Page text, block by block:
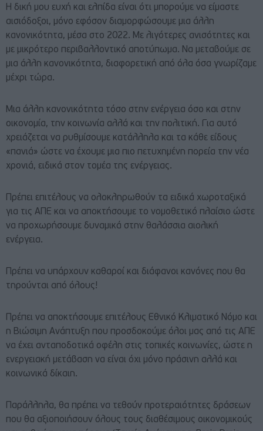
Η δική μου ευχή και ελπίδα είναι ότι μπορούμε να είμαστε
αισιόδοξοι, μόνο εφόσον διαμορφώσουμε μια άλλη
κανονικότητα, μέσα στο 2022. Με λιγότερες ανισότητες και
με μικρότερο περιβαλλοντικό αποτύπωμα. Να μεταβούμε σε
μια άλλη κανονικότητα, διαφορετική από όλα όσα γνωρίζαμε
μέχρι τώρα.
Μια άλλη κανονικότητα τόσο στην ενέργεια όσο και στην
οικονομία, την κοινωνία αλλά και την πολιτική. Για αυτό
χρειάζεται να ρυθμίσουμε κατάλληλα και τα κάθε είδους
«πανιά» ώστε να έχουμε μια πιο πετυχημένη πορεία την νέα
χρονιά, ειδικά στον τομέα της ενέργειας.
Πρέπει επιτέλους να ολοκληρωθούν τα ειδικά χωροταξικά
για τις ΑΠΕ και να αποκτήσουμε το νομοθετικό πλαίσιο ώστε
να προχωρήσουμε δυναμικά στην θαλάσσια αιολική
ενέργεια.
Πρέπει να υπάρχουν καθαροί και διάφανοι κανόνες που θα
τηρούνται από όλους!
Πρέπει να αποκτήσουμε επιτέλους Εθνικό Κλιματικό Νόμο και
η Βιώσιμη Ανάπτυξη που προσδοκούμε όλοι μας από τις ΑΠΕ
να έχει ανταποδοτικά οφέλη στις τοπικές κοινωνίες, ώστε η
ενεργειακή μετάβαση να είναι όχι μόνο πράσινη αλλά και
κοινωνικά δίκαιη.
Παράλληλα, θα πρέπει να τεθούν προτεραιότητες δράσεων
που θα αξιοποιήσουν όλους τους διαθέσιμους οικονομικούς